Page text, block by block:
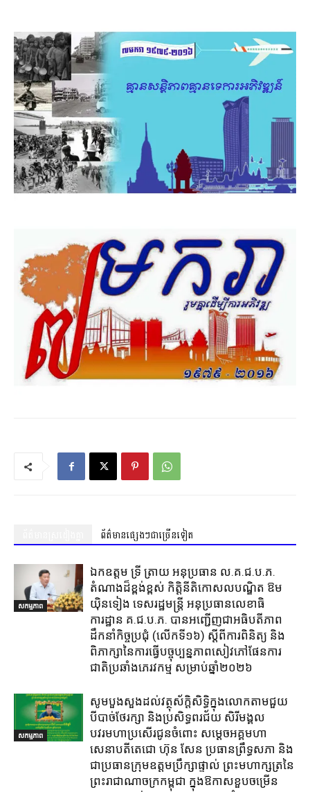
ព័ត៌មានផ្សេងៗជាច្រើនទៀត
សកម្មភាព
ឯកឧត្តម ទ្រី ត្រាយ អនុប្រធាន ល.គ.ជ.ប.ភ.
តំណាងដ៏ខ្ពង់ខ្ពស់ កិត្តិនីតិកោសលបណ្ឌិត ឱម
យ៉ិនទៀង ទេសរដ្ឋមន្ត្រី អនុប្រធានលេខាធិ
ការដ្ឋាន គ.ជ.ប.ភ. បានអញ្ជើញជាអធិបតីភាព
ដឹកនាំកិច្ចប្រជុំ (លេីកទី១៦) ស្តីពីការពិនិត្យ​ និង
ពិភាក្សានៃការធ្វេីបច្ចុប្បន្នភាពសៀវភៅផែនការ
ជាតិប្រឆាំងភេរវកម្ម​ សម្រាប់ឆ្នាំ២០២៦​
សកម្មភាព
សូមបួងសួងដល់វត្ថុស័ក្តិសិទ្ធិក្នុងលោកតាមជួយ
បីបាច់ថែរក្សា និងប្រសិទ្ធពរជ័យ សិរីមង្គល
បវរមហាប្រសើរជូនចំពោះ សម្តេចអគ្គមហា
សេនាបតីតេជោ ហ៊ុន សែន ប្រធានព្រឹទ្ធសភា និង
ជាប្រធានក្រុមឧត្តមប្រឹក្សាផ្ទាល់ ព្រះមហាក្សត្រនៃ
ព្រះរាជាណាចក្រកម្ពុជា ក្នុងឱកាសខួបចម្រើន